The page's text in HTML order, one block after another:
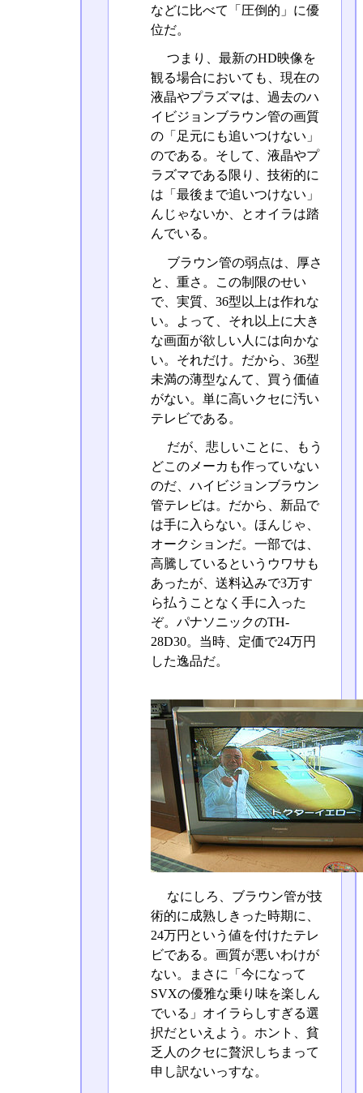
などに比べて「圧倒的」に優
位だ。
つまり、最新のHD映像を
観る場合においても、現在の
液晶やプラズマは、過去のハ
イビジョンブラウン管の画質
の「足元にも追いつけない」
のである。そして、液晶やプ
ラズマである限り、技術的に
は「最後まで追いつけない」
んじゃないか、とオイラは踏
んでいる。
ブラウン管の弱点は、厚さ
と、重さ。この制限のせい
で、実質、36型以上は作れな
い。よって、それ以上に大き
な画面が欲しい人には向かな
い。それだけ。だから、36型
未満の薄型なんて、買う価値
がない。単に高いクセに汚い
テレビである。
だが、悲しいことに、もう
どこのメーカも作っていない
のだ、ハイビジョンブラウン
管テレビは。だから、新品で
は手に入らない。ほんじゃ、
オークションだ。一部では、
高騰しているというウワサも
あったが、送料込みで3万す
ら払うことなく手に入った
ぞ。パナソニックのTH-
28D30。当時、定価で24万円
した逸品だ。
なにしろ、ブラウン管が技
術的に成熟しきった時期に、
24万円という値を付けたテレ
ビである。画質が悪いわけが
ない。まさに「今になって
SVXの優雅な乗り味を楽しん
でいる」オイラらしすぎる選
択だといえよう。ホント、貧
乏人のクセに贅沢しちまって
申し訳ないっすな。